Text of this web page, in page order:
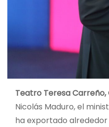
Teatro Teresa Carreño,
Nicolás Maduro, el
ha exportado